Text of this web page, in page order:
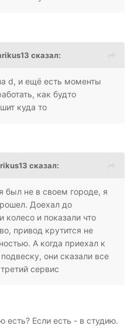
сказал:
d, и ещё есть моменты
как будто
куда то
сказал:
был не в своем городе, я
Доехал до
колесо и показали что
привод крутится не
А когда приехал к
они сказали все
сервис
есть? Если есть - в студию.